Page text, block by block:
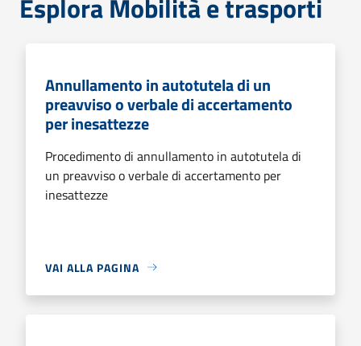
Esplora Mobilità e trasporti
Annullamento in autotutela di un
preavviso o verbale di accertamento
per inesattezze
Procedimento di annullamento in autotutela di
un preavviso o verbale di accertamento per
inesattezze
VAI ALLA PAGINA